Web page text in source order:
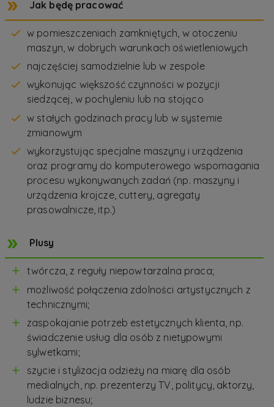
Jak będę pracować
w pomieszczeniach zamkniętych, w otoczeniu
maszyn, w dobrych warunkach oświetleniowych
najczęściej samodzielnie lub w zespole
wykonując większość czynności w pozycji
siedzącej, w pochyleniu lub na stojąco
w stałych godzinach pracy lub w systemie
zmianowym
wykorzystując specjalne maszyny i urządzenia
oraz programy do komputerowego wspomagania
procesu wykonywanych zadań (np. maszyny i
urządzenia krojcze, cuttery, agregaty
prasowalnicze, itp.)
Plusy
twórcza, z reguły niepowtarzalna praca;
możliwość połączenia zdolności artystycznych z
technicznymi;
zaspokajanie potrzeb estetycznych klienta, np.
świadczenie usług dla osób z nietypowymi
sylwetkami;
szycie i stylizacja odzieży na miarę dla osób
medialnych, np. prezenterzy TV, politycy, aktorzy,
ludzie biznesu;